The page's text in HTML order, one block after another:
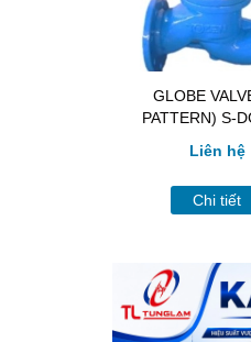
GLOBE
PATTERN) S-
Liên hệ
Chi tiết